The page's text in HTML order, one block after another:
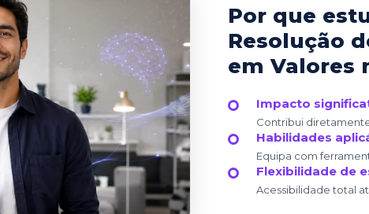
Por que
Resolução
em Valores
Impacto
Contribui
Habilidades
Equipa com
Flexibilidade de
Acessibilidade total